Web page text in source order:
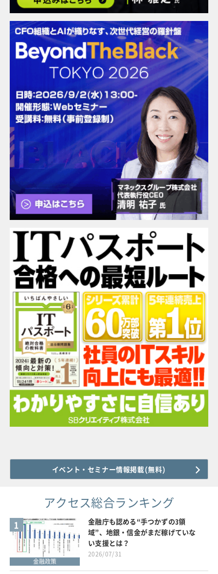
イベント・セミナー情報掲載(無料)
アクセス総合ランキング
1
金融政策
金融庁も認める“手つかずの3領
域”、地銀・信金がまだ稼げていな
い支援とは？
2026/07/31